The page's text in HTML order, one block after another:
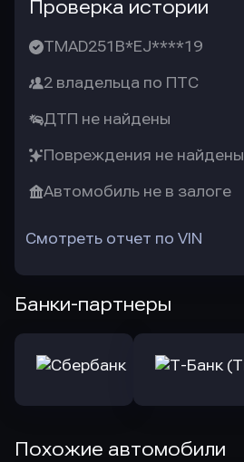
Проверка истории
TMAD251B*EJ****19
2 владельца по ПТС
ДТП не найдены
Повреждения не найдены
Автомобиль не в залоге
Смотреть отчет по VIN
Банки-партнеры
Похожие автомобили